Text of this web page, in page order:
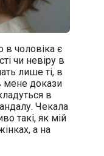
в чоловіка є
чи невіру в
лише ті, в
мене докази
в
Чекала
такі, як мій
а на